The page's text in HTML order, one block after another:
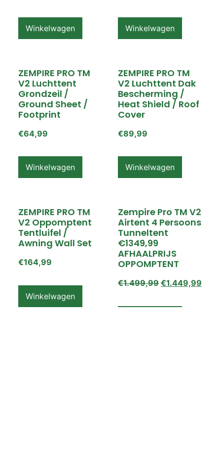
Winkelwagen Winkelwagen
ZEMPIRE PRO TM
V2 Luchttent
Grondzeil /
Ground Sheet /
Footprint
€64,99
Winkelwagen
ZEMPIRE PRO TM
V2 Luchttent Dak
Bescherming /
Heat Shield / Roof
Cover
€89,99
Winkelwagen
ZEMPIRE PRO TM
V2 Oppomptent
Tentluifel /
Awning Wall Set
€164,99
Winkelwagen
Zempire Pro TM V2
Airtent 4 Persoons
Tunneltent
€1349,99
AFHAALPRIJS
OPPOMPTENT
€1.499,99 €1.449,99